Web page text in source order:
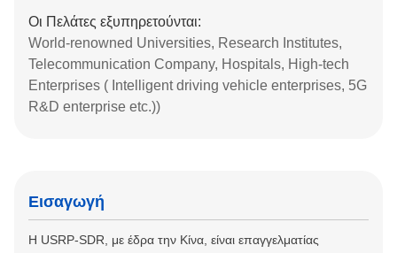
Οι Πελάτες εξυπηρετούνται:
World-renowned Universities, Research Institutes,
Telecommunication Company, Hospitals, High-tech
Enterprises ( Intelligent driving vehicle enterprises, 5G
R&D enterprise etc.))
Εισαγωγή
Η USRP-SDR, με έδρα την Κίνα, είναι επαγγελματίας